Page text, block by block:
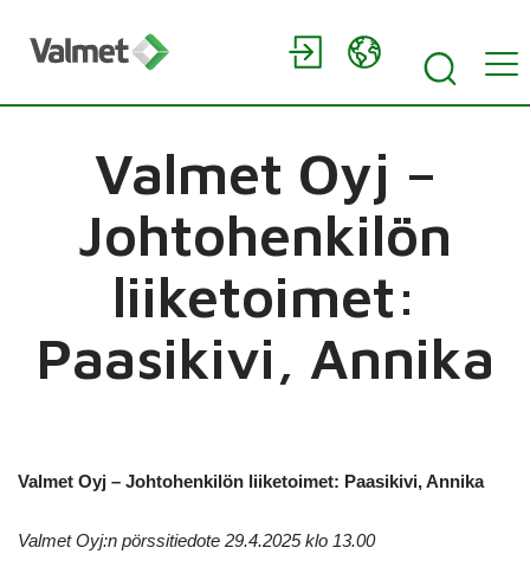
Valmet Oyj –
Johtohenkilön
liiketoimet:
Paasikivi, Annika
Valmet Oyj – Johtohenkilön liiketoimet: Paasikivi, Annika
Valmet Oyj:n pörssitiedote 29.4.2025 klo 13.00